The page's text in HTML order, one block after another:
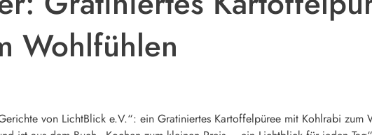
Wohlfühlen
von LichtBlick e.V.“: ein Gratiniertes Kartoffelpüree mit Kohlrabi zum